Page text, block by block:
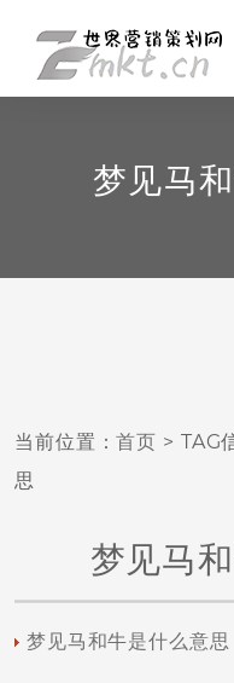
梦见马
当前位置：首页 > TAG
思
梦见马
梦见马和牛是什么意思